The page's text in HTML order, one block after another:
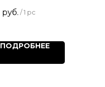
руб. / 1 pc
ПОДРОБНЕЕ